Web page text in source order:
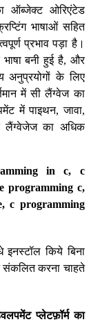
ओरिएंटेड
भाषाओं सहित
प्रभाव पड़ा है।
बनी हुई है, और
अनुप्रयोगों के लिए
में सी लैंग्वेज का
में पाइथन, जावा,
लैंग्वेजेज का अधिक
in c, c
programming c,
c programming
इनस्टॉल किये बिना
संकलित करना चाहते
प्लेटफ़ॉर्म का